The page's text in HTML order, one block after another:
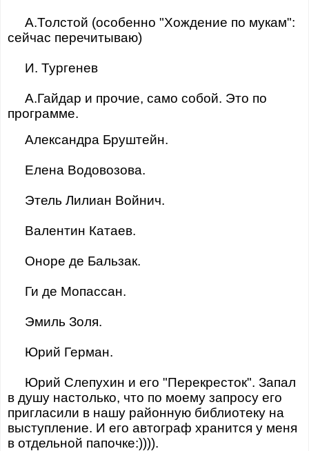
А.Толстой (особенно "Хождение по мукам":
сейчас перечитываю)
И. Тургенев
А.Гайдар и прочие, само собой. Это по
программе.
Александра Бруштейн.
Елена Водовозова.
Этель Лилиан Войнич.
Валентин Катаев.
Оноре де Бальзак.
Ги де Мопассан.
Эмиль Золя.
Юрий Герман.
Юрий Слепухин и его "Перекресток". Запал
в душу настолько, что по моему запросу его
пригласили в нашу районную библиотеку на
выступление. И его автограф хранится у меня
в отдельной папочке:)))).